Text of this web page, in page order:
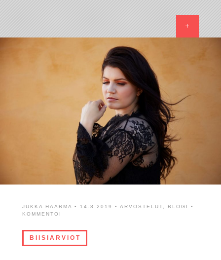
JUKKA HAARMA • 14.8.2019 • ARVOSTELUT BLOGI
•
KOMMENTOI
BIISIARVIOT